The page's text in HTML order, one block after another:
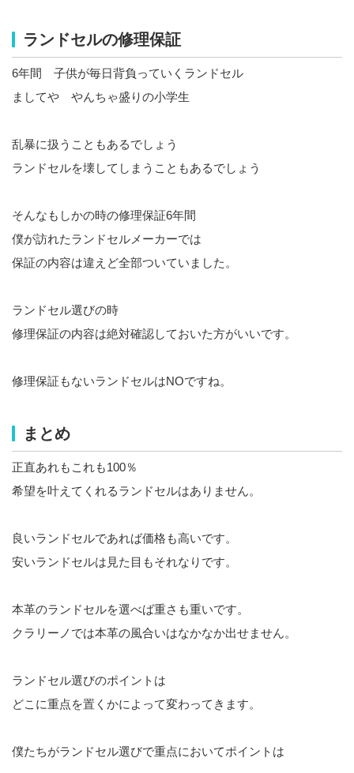
ランドセルの修理保証
6年間 子供が毎日背負っていくランドセル
ましてや やんちゃ盛りの小学生
乱暴に扱うこともあるでしょう
ランドセルを壊してしまうこともあるでしょう
そんなもしかの時の修理保証6年間
僕が訪れたランドセルメーカーでは
保証の内容は違えど全部ついていました。
ランドセル選びの時
修理保証の内容は絶対確認しておいた方がいいです。
修理保証もないランドセルはNOですね。
まとめ
正直あれもこれも100％
希望を叶えてくれるランドセルはありません。
良いランドセルであれば価格も高いです。
安いランドセルは見た目もそれなりです。
本革のランドセルを選べば重さも重いです。
クラリーノでは本革の風合いはなかなか出せません。
ランドセル選びのポイントは
どこに重点を置くかによって変わってきます。
僕たちがランドセル選びで重点においてポイントは